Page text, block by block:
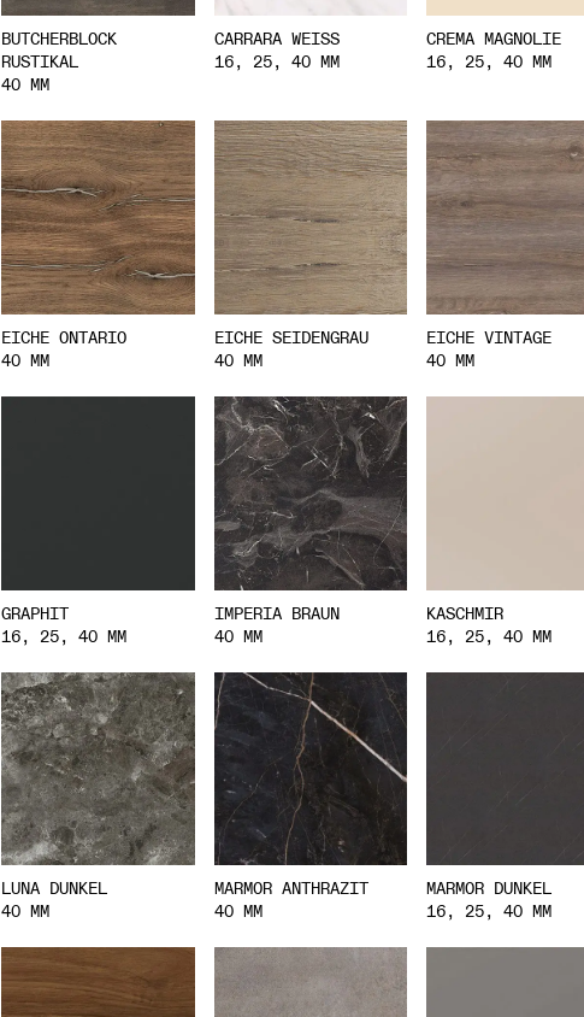
BUTCHERBLOCK
RUSTIKAL
40 MM
CARRARA WEISS
16, 25, 40 MM
CREMA MAGNOLIE
16, 25, 40 MM
EICHE ONTARIO
40 MM
EICHE SEIDENGRAU
40 MM
EICHE VINTAGE
40 MM
GRAPHIT
16, 25, 40 MM
IMPERIA BRAUN
40 MM
KASCHMIR
16, 25, 40 MM
LUNA DUNKEL
40 MM
MARMOR ANTHRAZIT
40 MM
MARMOR DUNKEL
16, 25, 40 MM